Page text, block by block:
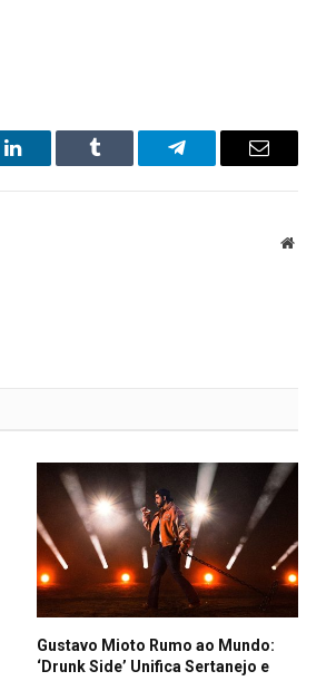
LinkedIn Tumblr Telegram Email
Website
Gustavo Mioto Rumo ao Mundo:
‘Drunk Side’ Unifica Sertanejo e